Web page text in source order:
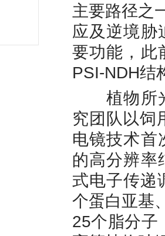
主要路径之
应及逆境胁
要功能，此
PSI-NDH结
植物所
究团队以饲
电镜技术首
的高分辨率
式电子传递
个蛋白亚基
25个脂分子